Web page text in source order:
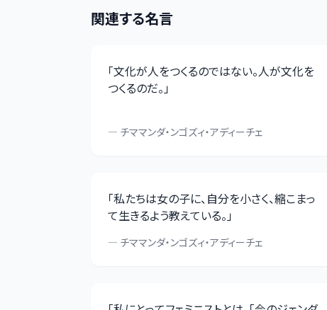
関連する名言
「文化が人をつくるのではない。人が文化を
つくるのだ。」
— チママンダ・ンゴズィ・アディーチェ
「私たちは女の子に、自分を小さく、縮こまっ
て生きるよう教えている。」
— チママンダ・ンゴズィ・アディーチェ